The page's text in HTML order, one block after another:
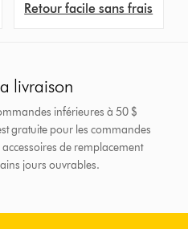
Retour facile sans frais
livraison
inférieures à 50 $
gratuite pour les commandes
accessoires de remplacement
jours ouvrables.